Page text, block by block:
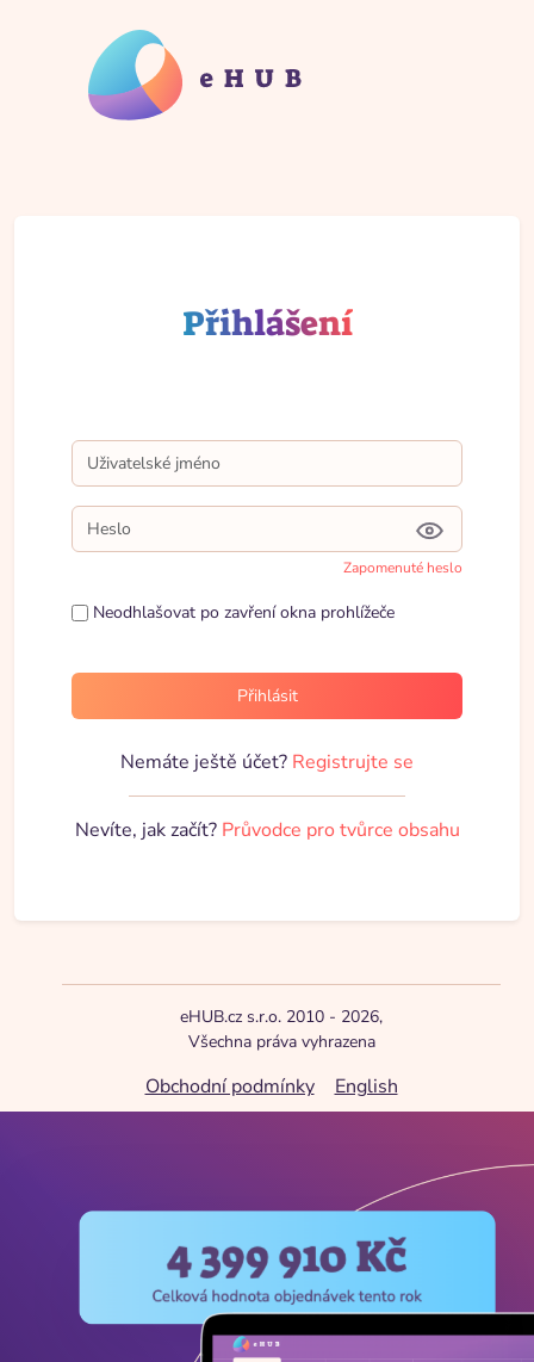
Přihlášení
Zapomenuté heslo
Neodhlašovat po zavření okna prohlížeče
Přihlásit
Nemáte ještě účet? Registrujte se
Nevíte, jak začít? Průvodce pro tvůrce obsahu
eHUB.cz s.r.o. 2010 - 2026,
Všechna práva vyhrazena
Obchodní podmínky English